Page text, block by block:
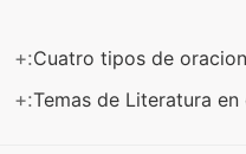
+:Cuatro tipos de
+:Temas de Literatura en